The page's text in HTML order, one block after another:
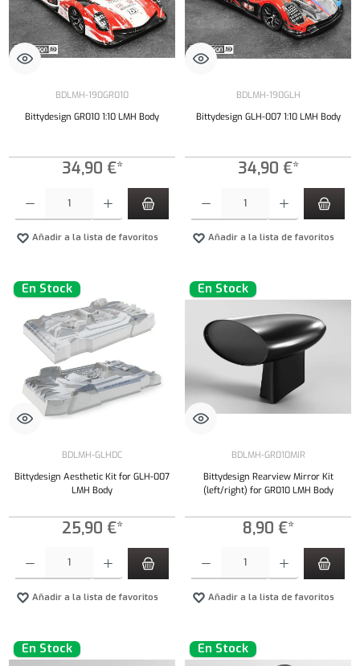
BDLMH-190GR010
Bittydesign GR010 1:10 LMH Body
34,90 €*
Añadir a la lista de favoritos
BDLMH-190GLH
Bittydesign GLH-007 1:10 LMH Body
34,90 €*
Añadir a la lista de favoritos
En Stock
BDLMH-GLHDC
Bittydesign Aesthetic Kit for GLH-007
LMH Body
25,90 €*
Añadir a la lista de favoritos
En Stock
BDLMH-GR010MIR
Bittydesign Rearview Mirror Kit
(left/right) for GR010 LMH Body
8,90 €*
Añadir a la lista de favoritos
En Stock En Stock